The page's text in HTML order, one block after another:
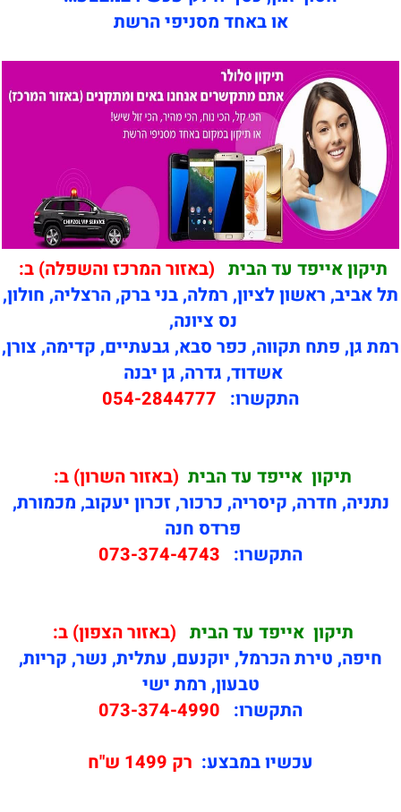
או באחד מסניפי הרשת
תיקון אייפד עד הבית (באזור המרכז והשפלה) ב:
תל אביב, ראשון לציון, רמלה, בני ברק, הרצליה, חולון,
נס ציונה,
רמת גן, פתח תקווה, כפר סבא, גבעתיים, קדימה, צורן,
אשדוד, גדרה, גן יבנה
התקשרו: 054-2844777
תיקון אייפד עד הבית (באזור השרון) ב:
נתניה, חדרה, קיסריה, כרכור, זכרון יעקוב, מכמורת,
פרדס חנה
התקשרו: 073-374-4743
תיקוןאייפד עד הבית (באזור הצפון) ב:
חיפה, טירת הכרמל, יוקנעם, עתלית, נשר, קריות,
טבעון, רמת ישי
התקשרו: 073-374-4990
עכשיו במבצע: רק 1499 ש"ח